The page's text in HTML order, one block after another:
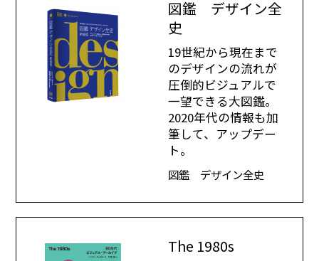
図鑑 デザイン全
史
19世紀から現在まで
のデザインの流れが
圧倒的ビジュアルで
一望できる大図鑑。
2020年代の情報も加
筆して、アップデー
ト。
図鑑 デザイン全史
The 1980s